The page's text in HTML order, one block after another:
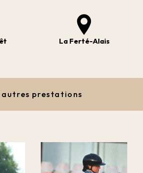
La Ferté-Alais
autres prestations